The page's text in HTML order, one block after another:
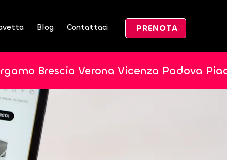
Blog Contattaci PRENOTA
Brescia Verona Vicenza Padova